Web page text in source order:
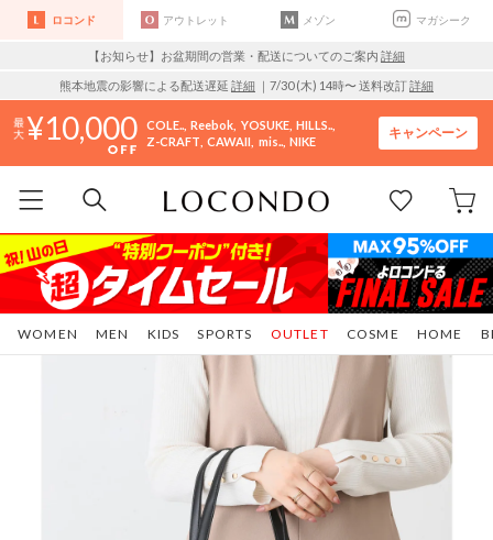
ロコンド アウトレット メゾン マガシーク
【お知らせ】お盆期間の営業・配送についてのご案内 詳細
熊本地震の影響による配送遅延 詳細 ｜7/30 (木) 14時〜 送料改訂詳細
10,000 COLE.. Reebok YOSUKE HILLS..
Z-CRAFT CAWAII mis.. NIKE
キャンペーン
WOMEN MEN KIDS SPORTS COSME HOME
OUTLET